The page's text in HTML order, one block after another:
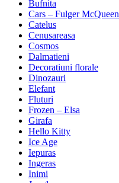
Bufnita
Cars – Fulger McQueen
Catelus
Cenusareasa
Cosmos
Dalmatieni
Decoratiuni florale
Dinozauri
Elefant
Fluturi
Frozen – Elsa
Girafa
Hello Kitty
Ice Age
Iepuras
Ingeras
Inimi